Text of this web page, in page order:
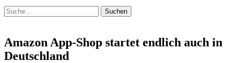
Suche
Amazon App-Shop startet endlich auch in
Deutschland